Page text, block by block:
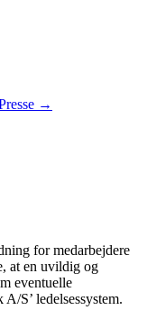
→
for medarbejdere
at en uvildig og
eventuelle
S’ ledelsessystem.